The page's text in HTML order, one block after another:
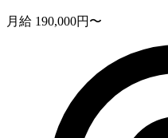
月給 190,000円〜